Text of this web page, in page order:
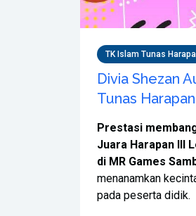
TK Islam Tunas
Divia Shezan
Tunas
Prestasi
Juara Harapan III
di MR Games
menanamkan
pada peserta didik.